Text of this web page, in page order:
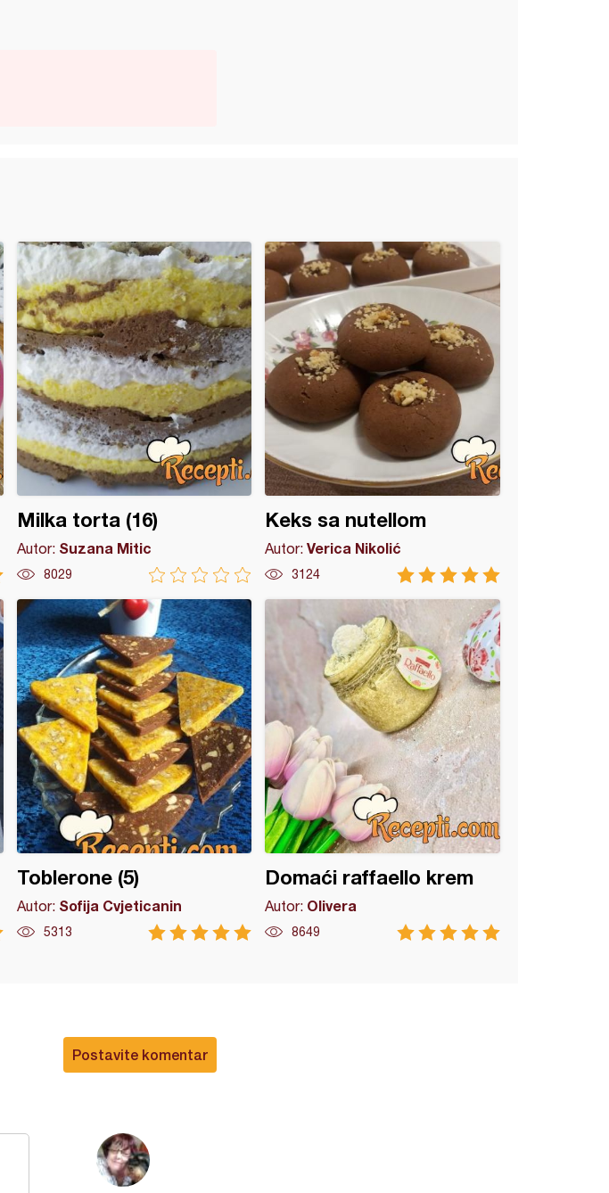
Milka torta (16)
Autor: Suzana Mitic
8029
Keks sa nutellom
Autor:Verica Nikolić
3124
Toblerone (5)
Autor: Sofija Cvjeticanin
5313
Domaći raffaello krem
Autor: Olivera
8649
Postavite komentar